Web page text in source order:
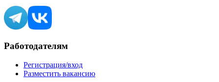
Работодателям
Регистрация/вход
Разместить вакансию